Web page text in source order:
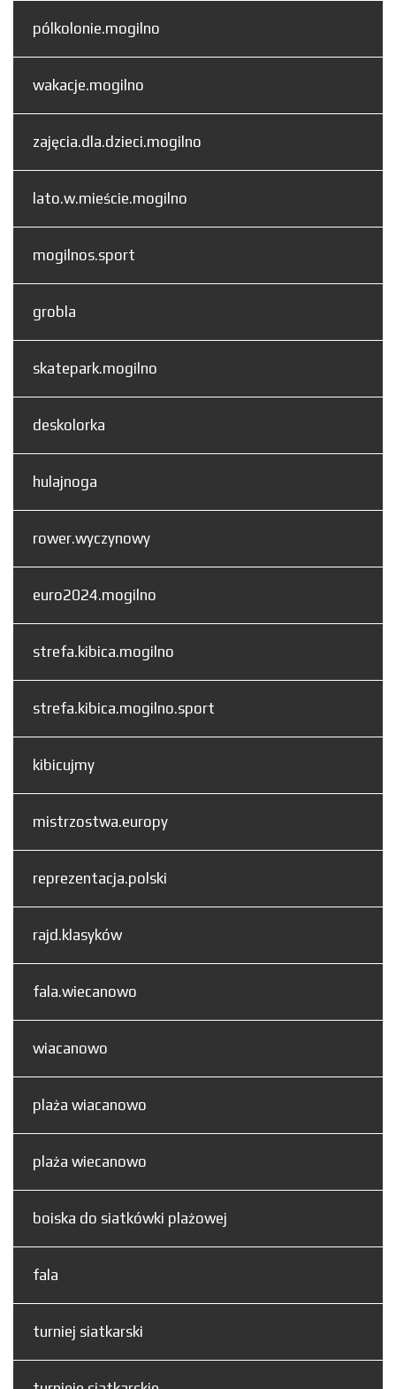
pólkolonie.mogilno
wakacje.mogilno
zajęcia.dla.dzieci.mogilno
lato.w.mieście.mogilno
mogilnos.sport
grobla
skatepark.mogilno
deskolorka
hulajnoga
rower.wyczynowy
euro2024.mogilno
strefa.kibica.mogilno
strefa.kibica.mogilno.sport
kibicujmy
mistrzostwa.europy
reprezentacja.polski
rajd.klasyków
fala.wiecanowo
wiacanowo
plaża wiacanowo
plaża wiecanowo
boiska do siatkówki plażowej
fala
turniej siatkarski